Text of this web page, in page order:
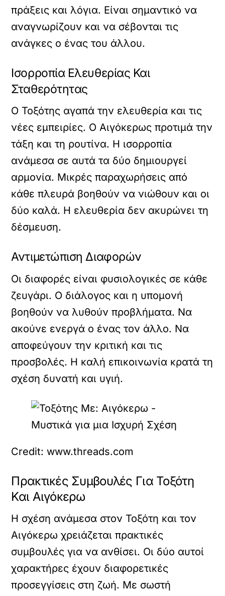
πράξεις και λόγια. Είναι σημαντικό να
αναγνωρίζουν και να σέβονται τις
ανάγκες ο ένας του άλλου.
Ισορροπία Ελευθερίας Και
Σταθερότητας
Ο Τοξότης αγαπά την ελευθερία και τις
νέες εμπειρίες. Ο Αιγόκερως προτιμά την
τάξη και τη ρουτίνα. Η ισορροπία
ανάμεσα σε αυτά τα δύο δημιουργεί
αρμονία. Μικρές παραχωρήσεις από
κάθε πλευρά βοηθούν να νιώθουν και οι
δύο καλά. Η ελευθερία δεν ακυρώνει τη
δέσμευση.
Αντιμετώπιση Διαφορών
Οι διαφορές είναι φυσιολογικές σε κάθε
ζευγάρι. Ο διάλογος και η υπομονή
βοηθούν να λυθούν προβλήματα. Να
ακούνε ενεργά ο ένας τον άλλο. Να
αποφεύγουν την κριτική και τις
προσβολές. Η καλή επικοινωνία κρατά τη
σχέση δυνατή και υγιή.
Credit: www.threads.com
Πρακτικές Συμβουλές Για Τοξότη
Και Αιγόκερω
Η σχέση ανάμεσα στον Τοξότη και τον
Αιγόκερω χρειάζεται πρακτικές
συμβουλές για να ανθίσει. Οι δύο αυτοί
χαρακτήρες έχουν διαφορετικές
προσεγγίσεις στη ζωή. Με σωστή